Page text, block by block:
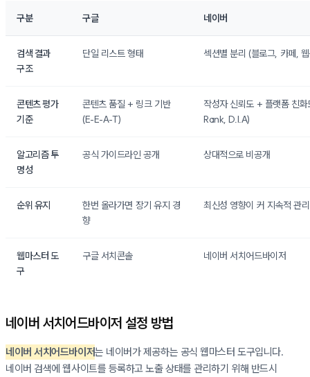
구분 구글 네이버
검색 결과
구조
단일 리스트 형태 섹션별 분리 (블로그, 카페,
콘텐츠 평가
기준
콘텐츠 품질 + 링크 기반
(E-E-A-T)
작성자 신뢰도 + 플랫폼 친
Rank, D.I.A)
알고리즘 투
명성
공식 가이드라인 공개 상대적으로 비공개
순위 유지
한번 올라가면 장기 유지 경
향
최신성 영향이 커 지속적 관
웹마스터 도
구
구글 서치콘솔 네이버 서치어드바이저
네이버 서치어드바이저 설정 방법
네이버 서치어드바이저는 네이버가 제공하는 공식 웹마스터 도구입니다.
네이버 검색에 웹사이트를 등록하고 노출 상태를 관리하기 위해 반드시